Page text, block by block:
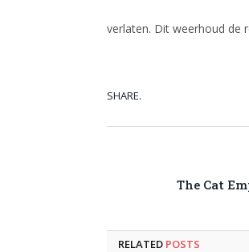
verlaten. Dit weerhoud de
SHARE.
The Cat
RELATED POSTS